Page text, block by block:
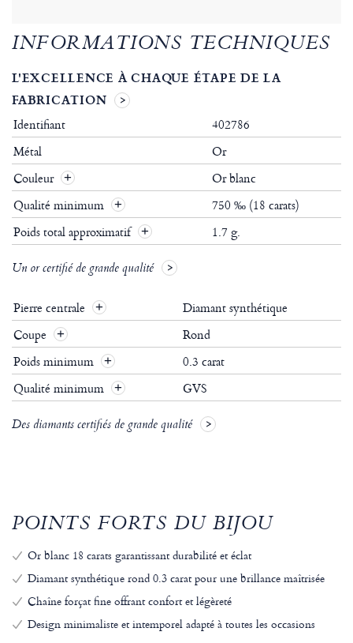
INFORMATIONS TECHNIQUES
L'EXCELLENCE À CHAQUE ÉTAPE DE LA
FABRICATION
Identifiant
402786
Métal
Or
Couleur
Or blanc
Qualité minimum
750 ‰ (18 carats)
Poids total approximatif
1.7 g.
Un or certifié de grande qualité
Pierre centrale
Diamant synthétique
Coupe
Rond
Poids minimum
0.3 carat
Qualité minimum
GVS
Des diamants certifiés de grande qualité
POINTS FORTS DU BIJOU
Or blanc 18 carats garantissant durabilité et éclat
Diamant synthétique rond 0.3 carat pour une brillance maîtrisée
Chaîne forçat fine offrant confort et légèreté
Design minimaliste et intemporel adapté à toutes les occasions